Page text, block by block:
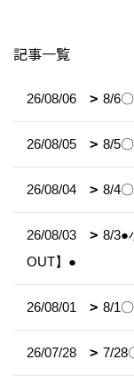
記事一覧
26/08/06 8/6
26/08/05 8/5
26/08/04 8/4
26/08/03
8/3●
OUT】●
26/08/01 8/1
26/07/28 7/28